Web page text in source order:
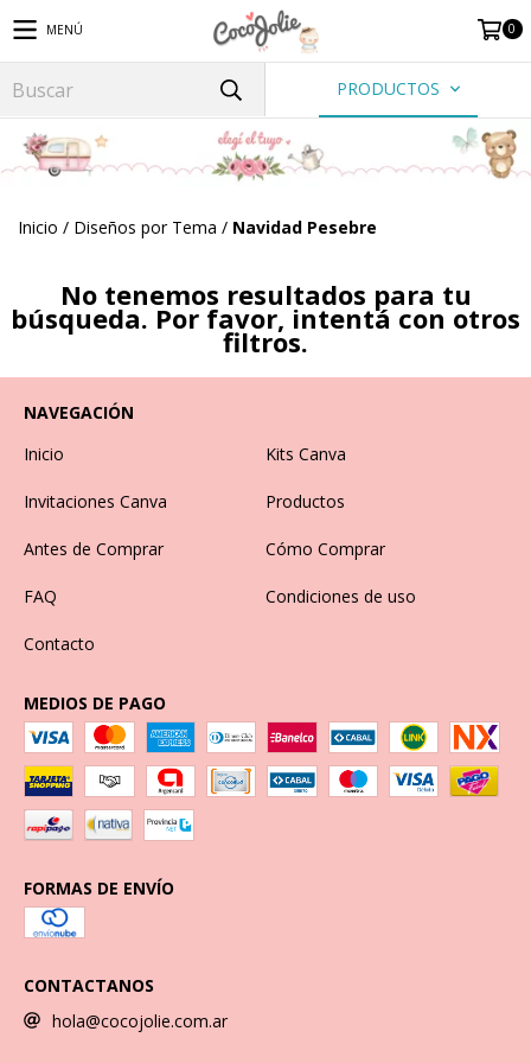
MENÚ 0
PRODUCTOS
Inicio / Diseños por Tema / Navidad Pesebre
No tenemos resultados para tu
búsqueda. Por favor, intentá con otros
filtros.
NAVEGACIÓN
Inicio
Kits Canva
Invitaciones Canva Productos
Antes de Comprar Cómo Comprar
FAQ Condiciones de uso
Contacto
MEDIOS DE PAGO
FORMAS DE ENVÍO
CONTACTANOS
hola@cocojolie.com.ar